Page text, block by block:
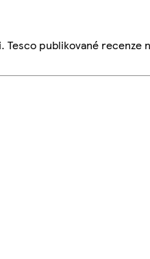
Tesco publikované recenze